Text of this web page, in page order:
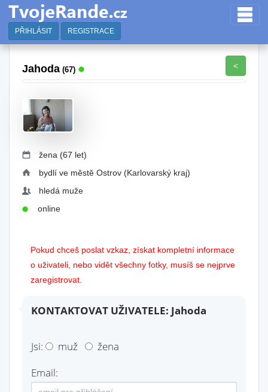
PŘIHLÁSIT REGISTRACE
Jahoda (67) <
žena (67 let)
bydlí ve městě Ostrov (Karlovarský kraj)
hledá muže
online
Pokud chceš poslat vzkaz, získat kompletní informace
o uživateli, nebo vidět všechny fotky, musíš se nejprve
zaregistrovat.
KONTAKTOVAT UŽIVATELE: Jahoda
Jsi: muž
žena
Email: